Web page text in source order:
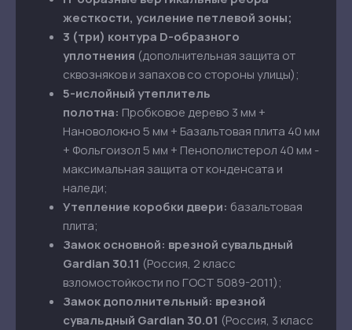
жесткости, усиление петлевой зоны;
3 (три) контура D-образного
уплотнения (дополнительная защита от
сквозняков и запахов со стороны улицы);
5-ислойный утеплитель
полотна: Пробковое дерево 3 мм +
Нановолокно 5 мм + Базальтовая плита 40 мм
+ Фольгоизол 5 мм + Пенополистерол 40 мм -
максимальная защита от конденсата и
наледи;
Утепление коробки двери: базальтовая
плита;
Замок основной: врезной сувальдный
Gardian 30.11 (Россия, 2 класс
взломостойкости по ГОСТ 5089-2011);
Замокдополнительный: врезной
сувальдный Gardian 30.01 (Россия, 3 класс